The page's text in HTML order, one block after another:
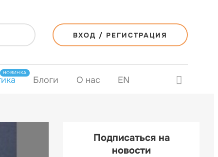
ВХОД / РЕГИСТРАЦИЯ
НОВИНКА
Блоги О нас EN
Подписаться на
новости